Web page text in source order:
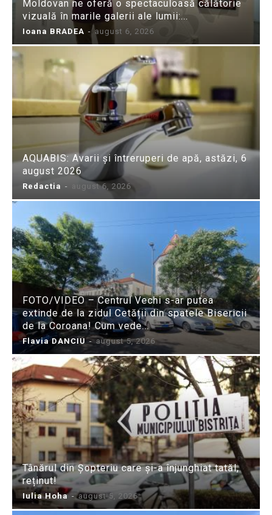
Moldovan ne oferă o spectaculoasă călătorie
vizuală în marile galerii ale lumii:...
Ioana BRADEA - august 6, 2026
AQUABIS: Avarii și întreruperi de apă, astăzi, 6
august 2026
Redactia - august 6, 2026
FOTO/VIDEO – Centrul Vechi s-ar putea
extinde de la zidul Cetății din spatele Bisericii
de la Coroana! Cum vede...
Flavia DANCIU - august 5, 2026
Tânărul din Șopteriu care și-a înjunghiat tatăl,
reținut!
Iulia Hoha - august 5, 2026